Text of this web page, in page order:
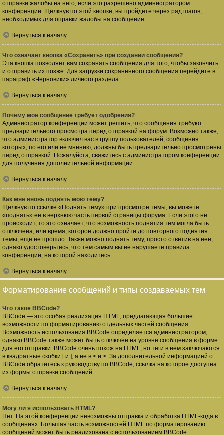
отправки жалобы на него, если это разрешено администратором
конференции. Щёлкнув по этой кнопке, вы пройдёте через ряд шагов,
необходимых для оправки жалобы на сообщение.
Вернуться к началу
Что означает кнопка «Сохранить» при создании сообщения?
Эта кнопка позволяет вам сохранять сообщения для того, чтобы закончить
и отправить их позже. Для загрузки сохранённого сообщения перейдите в
параграф «Черновики» личного раздела.
Вернуться к началу
Почему моё сообщение требует одобрения?
Администратор конференции может решить, что сообщения требуют
предварительного просмотра перед отправкой на форум. Возможно также,
что администратор включил вас в группу пользователей, сообщения
которых, по его или её мнению, должны быть предварительно просмотрены
перед отправкой. Пожалуйста, свяжитесь с администратором конференции
для получения дополнительной информации.
Вернуться к началу
Как мне вновь поднять мою тему?
Щёлкнув по ссылке «Поднять тему» при просмотре темы, вы можете
«поднять» её в верхнюю часть первой страницы форума. Если этого не
происходит, то это означает, что возможность поднятия тем могла быть
отключена, или время, которое должно пройти до повторного поднятия
темы, ещё не прошло. Также можно поднять тему, просто ответив на неё,
однако удостоверьтесь, что тем самым вы не нарушаете правила
конференции, на которой находитесь.
Вернуться к началу
Форматирование сообщений и типы создаваемых тем
Что такое BBCode?
BBCode — это особая реализация HTML, предлагающая большие
возможности по форматированию отдельных частей сообщения.
Возможность использования BBCode определяется администратором,
однако BBCode также может быть отключён на уровне сообщения в форме
для его отправки. BBCode очень похож на HTML, но теги в нём заключаются
в квадратные скобки [ и ], а не в < и >. За дополнительной информацией о
BBCode обратитесь к руководству по BBCode, ссылка на которое доступна
из формы отправки сообщений.
Вернуться к началу
Могу ли я использовать HTML?
Нет. На этой конференции невозможны отправка и обработка HTML-кода в
сообщениях. Большая часть возможностей HTML по форматированию
сообщений может быть реализована с использованием BBCode.